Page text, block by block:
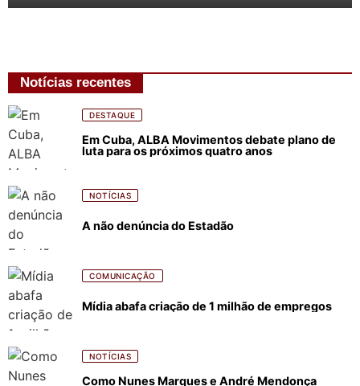
Notícias recentes
DESTAQUE
Em Cuba, ALBA Movimentos debate plano de
luta para os próximos quatro anos
NOTÍCIAS
A não denúncia do Estadão
COMUNICAÇÃO
Mídia abafa criação de 1 milhão de empregos
NOTÍCIAS
Como Nunes Marques e André Mendonça